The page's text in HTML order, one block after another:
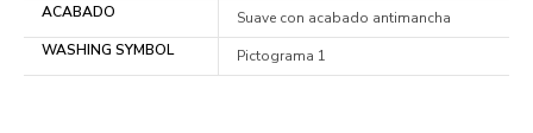
ACABADO
Suave con acabado antimancha
WASHING SYMBOL
Pictograma 1